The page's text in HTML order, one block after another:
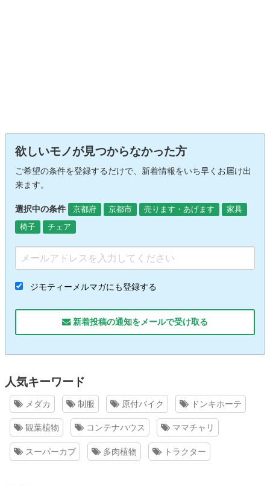
欲しいモノが見つからなかった方
ご希望の条件を登録するだけで、新着情報をいち早くお届け出
来ます。
選択中の条件 京都府 京都市 売ります・あげます
家具
椅子
チェア
ジモティーメルマガにも登録する
新着投稿の通知をメールで受け取る
人気キーワード
メダカ 制服 原付バイク ドンキホーテ
観葉植物 コンテナハウス ママチャリ
スーパーカブ 多肉植物 トラクター